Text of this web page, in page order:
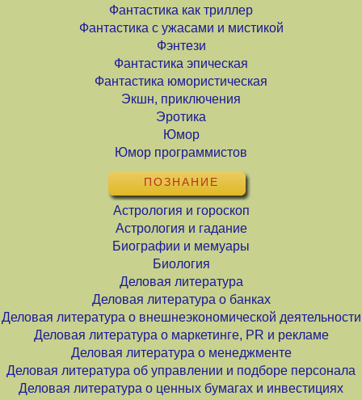
Фантастика как триллер
Фантастика с ужасами и мистикой
Фэнтези
Фантастика эпическая
Фантастика юмористическая
Экшн, приключения
Эротика
Юмор
Юмор программистов
ПОЗНАНИЕ
Астрология и гороскоп
Астрология и гадание
Биографии и мемуары
Биология
Деловая литература
Деловая литература о банках
Деловая литература о внешнеэкономической деятельности
Деловая литература о маркетинге, PR и рекламе
Деловая литература о менеджменте
Деловая литература об управлении и подборе персонала
Деловая литература о ценных бумагах и инвестициях